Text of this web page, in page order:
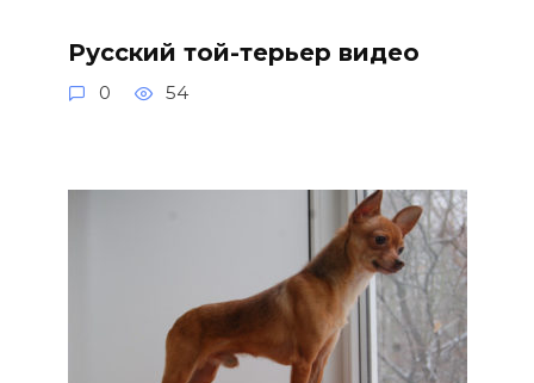
Русский той-терьер видео
0 54